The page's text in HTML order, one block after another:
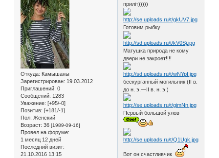
Откуда: Камышаны
Зарегистрирован: 19.03.2012
Приглашений: 0
Сообщений: 1283
Уважение: [+95/-0]
Позитив: [+181/-1]
Пол: Женский
Возраст: 36 [1989-09-16]
Провел на форуме:
1 месяц 12 дней
Последний визит:
21.10.2016 13:15
приліт)))))
Готовим рыбку
Матушка природа не кому
двери не закроет!!!!
бескурганный могильник (II в.
до н. э.—II в. н. э.)
Первый большой улов
Вот он счастливчик